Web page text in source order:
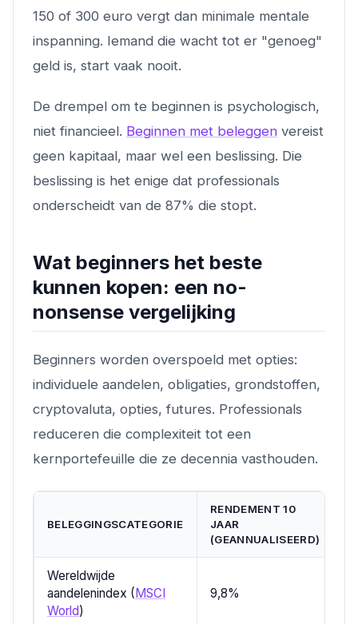
150 of 300 euro vergt dan minimale mentale
inspanning. Iemand die wacht tot er "genoeg"
geld is, start vaak nooit.
De drempel om te beginnen is psychologisch,
niet financieel. Beginnen met beleggen vereist
geen kapitaal, maar wel een beslissing. Die
beslissing is het enige dat professionals
onderscheidt van de 87% die stopt.
Wat beginners het beste
kunnen kopen: een no-
nonsense vergelijking
Beginners worden overspoeld met opties:
individuele aandelen, obligaties, grondstoffen,
cryptovaluta, opties, futures. Professionals
reduceren die complexiteit tot een
kernportefeuille die ze decennia vasthouden.
BELEGGINGSCATEGORIE
RENDEMENT 10
JAAR
(GEANNUALISEERD)
Wereldwijde
aandelenindex (MSCI
World)
9,8%